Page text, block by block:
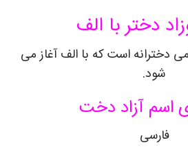
دختر با الف
دخترانه است که با الف آغاز می
شود.
اسم آزاد دخت
فارسی